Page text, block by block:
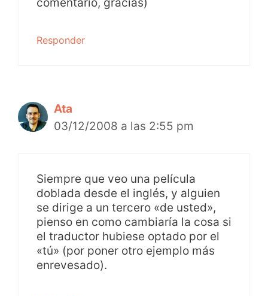
Responder
Ata
03/12/2008 a las 2:55 pm
Siempre que veo una película
doblada desde el inglés, y alguien
se dirige a un tercero «de usted»,
pienso en como cambiaría la cosa si
el traductor hubiese optado por el
«tú» (por poner otro ejemplo más
enrevesado).